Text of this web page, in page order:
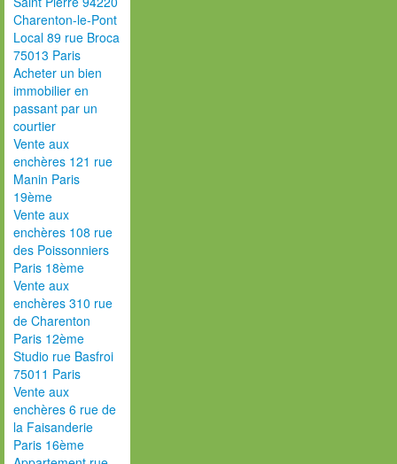
Charenton-le-Pont
Local 89 rue Broca
75013 Paris
Acheter un bien
immobilier en
passant par un
courtier
Vente aux
enchères 121 rue
Manin Paris
19ème
Vente aux
enchères 108 rue
des Poissonniers
Paris 18ème
Vente aux
enchères 310 rue
de Charenton
Paris 12ème
Studio rue Basfroi
75011 Paris
Vente aux
enchères 6 rue de
la Faisanderie
Paris 16ème